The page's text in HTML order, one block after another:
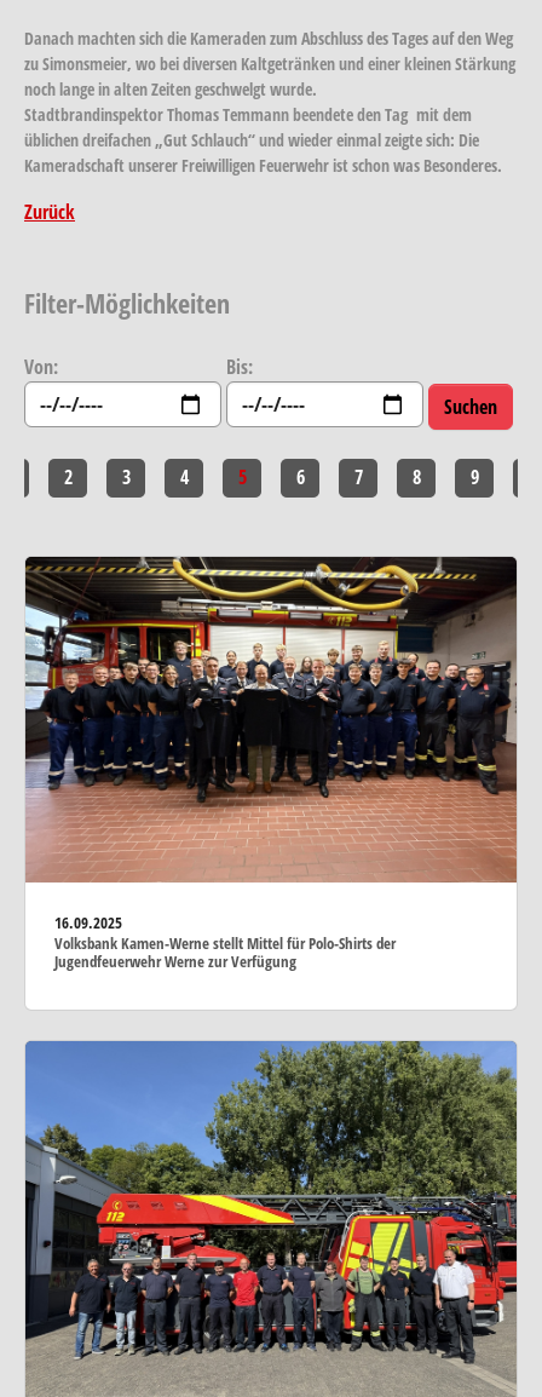
Danach machten sich die Kameraden zum Abschluss des Tages auf den Weg
zu Simonsmeier, wo bei diversen Kaltgetränken und einer kleinen Stärkung
noch lange in alten Zeiten geschwelgt wurde.
Stadtbrandinspektor Thomas Temmann beendete den Tag mit dem
üblichen dreifachen „Gut Schlauch“ und wieder einmal zeigte sich: Die
Kameradschaft unserer Freiwilligen Feuerwehr ist schon was Besonderes.
Zurück
Filter-Möglichkeiten
Von: Bis:
2 3 4 5 6 7 8 9
16.09.2025
Volksbank Kamen-Werne stellt Mittel für Polo-Shirts der
Jugendfeuerwehr Werne zur Verfügung